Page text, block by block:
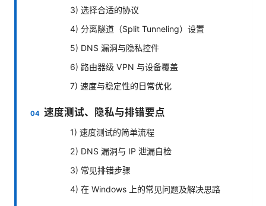
3) 选择合适的协议
4) 分离隧道（Split Tunneling）设置
5) DNS 漏洞与隐私控件
6) 路由器级 VPN 与设备覆盖
7) 速度与稳定性的日常优化
速度测试、隐私与排错要点
1) 速度测试的简单流程
2) DNS 漏洞与 IP 泄漏自检
3) 常见排错步骤
4) 在 Windows 上的常见问题及解决思路